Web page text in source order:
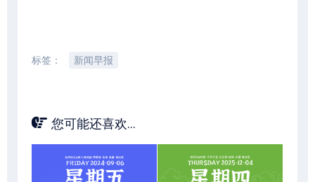
标签： 新闻早报
您可能还喜欢...